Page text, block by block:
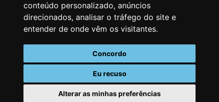
conteúdo personalizado, anúncios
direcionados, analisar o tráfego do site e
entender de onde vêm os visitantes.
Concordo
Eu recuso
Alterar as minhas preferências
CASES & CLIENTES
BLOG
VAGAS
CONTATO